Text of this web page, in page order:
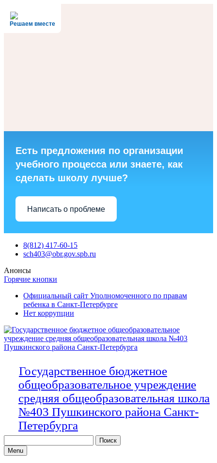
Решаем вместе
Есть предложения по организации
учебного процесса или знаете, как
сделать школу лучше?
Написать о проблеме
Skip
8(812) 417-60-15
sch403@obr.gov.spb.ru
Анонсы
Горячие кнопки
Официальный сайт Уполномоченного по правам
ребенка в Санкт-Петербурге
Нет коррупции
Государственное бюджетное
общеобразовательное учреждение
средняя общеобразовательная школа
№403 Пушкинского района Санкт-
Петербурга
for:Menu